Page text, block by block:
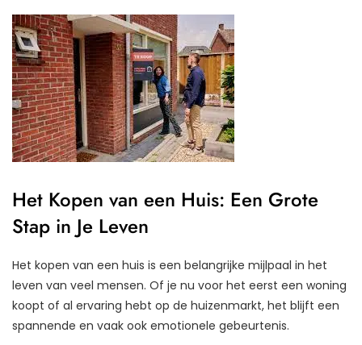
Het Kopen van een Huis: Een Grote
Stap in Je Leven
Het kopen van een huis is een belangrijke mijlpaal in het
leven van veel mensen. Of je nu voor het eerst een woning
koopt of al ervaring hebt op de huizenmarkt, het blijft een
spannende en vaak ook emotionele gebeurtenis.